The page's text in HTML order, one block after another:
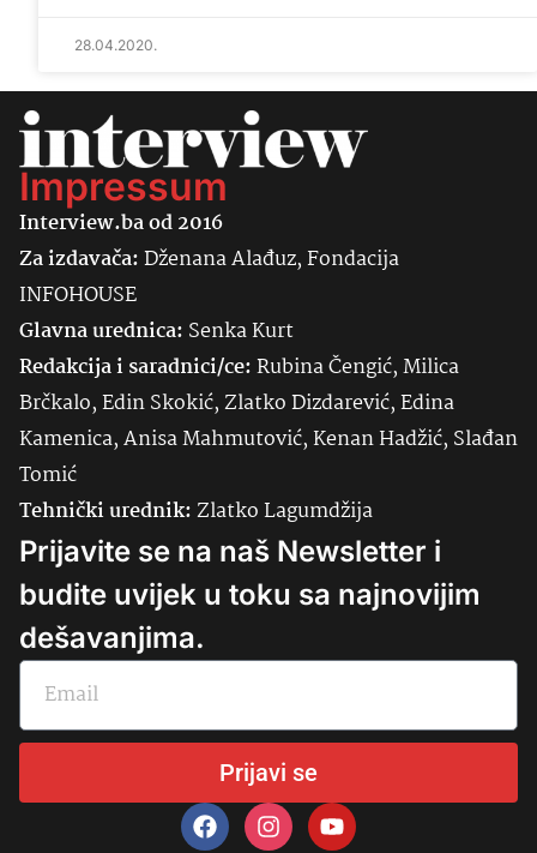
28.04.2020.
Impressum
Interview.ba od 2016
Za izdavača:Dženana Alađuz, Fondacija
INFOHOUSE
Glavna urednica: SenkaKurt
Redakcija i saradnici/ce:Rubina Čengić, Milica
Brčkalo, Edin Skokić, Zlatko Dizdarević, Edina
Kamenica, Anisa Mahmutović, Kenan Hadžić, Slađan
Tomić
Tehnički urednik:Zlatko Lagumdžija
Prijavite se na naš Newsletter i
budite uvijek u toku sa najnovijim
dešavanjima.
Prijavi se